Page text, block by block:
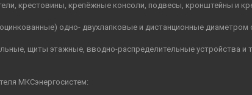
крестовины, крепёжные консоли, подвесы, кронштейны и
одно- двухлапковые и дистанционные
щиты этажные, вводно-распределительные устройства и
МКСэнергосистем: